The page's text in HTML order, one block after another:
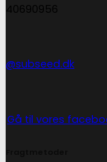
40690956
@subseed.dk
Gå til vores